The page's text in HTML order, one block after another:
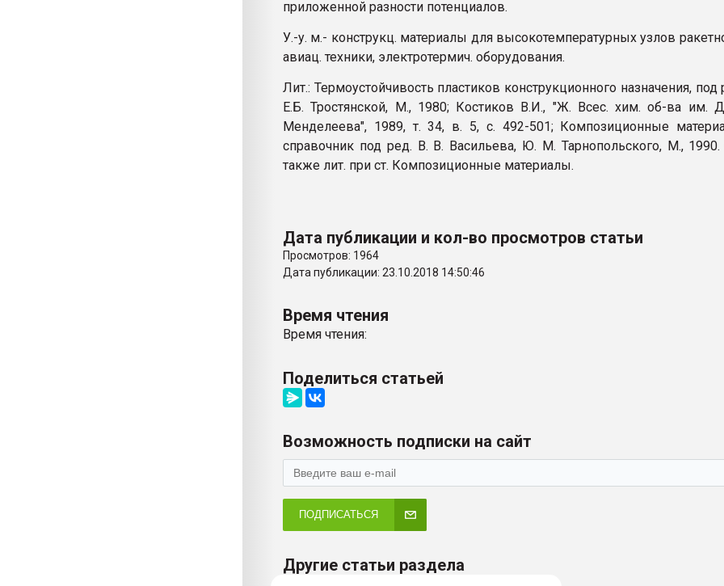
приложенной разности потенциалов.
У.-у. м.- конструкц. материалы для высокотемпературных узлов
авиац. техники, электротермич. оборудования.
Лит.: Термоустойчивость пластиков конструкционного назначения, под
Е.Б. Тростянской, M., 1980; Костиков В.И., "Ж. Всес. хим. об-ва им.
Менделеева", 1989, т. 34, в. 5, с. 492-501; Композиционные
справочник под ред. В. В. Васильева, Ю. M. Тарнопольского, M.,
также лит. при ст. Композиционные материалы.
Дата публикации и кол-во просмотров статьи
Просмотров: 1964
Дата публикации: 23.10.2018 14:50:46
Время чтения
Время чтения:
Поделиться статьей
Возможность подписки на сайт
ПОДПИСАТЬСЯ
Другие статьи раздела